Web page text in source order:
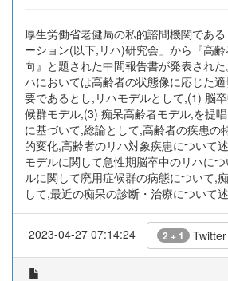
厚生労働省老健局の私的諮問機関であ
ーション(以下,リハ)研究会」から『高
向』と題された中間報告書が発表され
ハにおいては高齢者の状態像に応じた
要であるとし,リハモデルとして,(1) 脳
候群モデル,(3) 痴呆高齢者モデル,を提
に基づいて,総論として,高齢者の疾患の
的変化,高齢者のリハ対象疾患について
モデルに関して急性期脳卒中のリハに
ルに関して廃用症候群の病態について,
して,最近の痴呆の診断・治療について述
2023-04-27 07:14:24 2 + 1 Twitter